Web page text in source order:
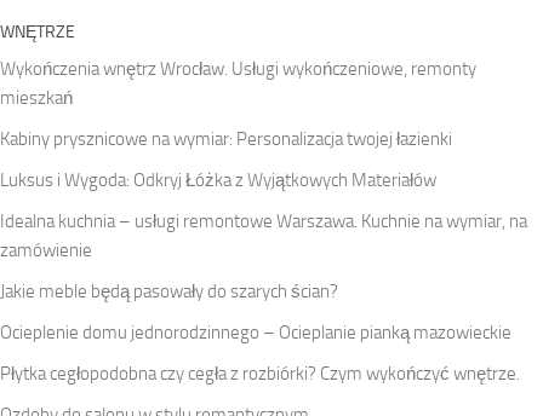
WNĘTRZE
Wykończenia wnętrz Wrocław. Usługi wykończeniowe, remonty
mieszkań
Kabiny prysznicowe na wymiar: Personalizacja twojej łazienki
Luksus i Wygoda: Odkryj Łóżka z Wyjątkowych Materiałów
Idealna kuchnia – usługi remontowe Warszawa. Kuchnie na wymiar, na
zamówienie
Jakie meble będą pasowały do szarych ścian?
Ocieplenie domu jednorodzinnego – Ocieplanie pianką mazowieckie
Płytka cegłopodobna czy cegła z rozbiórki? Czym wykończyć wnętrze.